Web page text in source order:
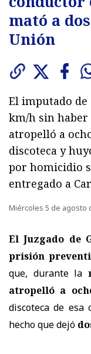
mató a
Unión
El imputado de
km/h sin
atropelló a
discoteca y
por homicidio
entregado a
Miércoles 5 de agosto
El Juzgado de
prisión
que, durante la
atropelló a
discoteca de esa
hecho que dejó